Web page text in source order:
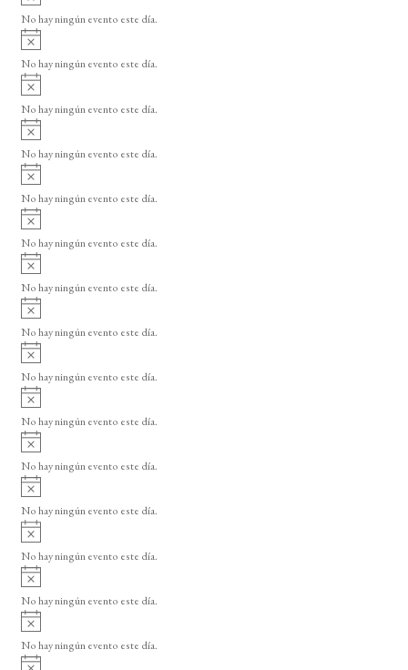
o
v
i
o
No hay ningún evento este día.
A
v
i
o
No hay ningún evento este día.
A
v
i
o
No hay ningún evento este día.
A
v
i
o
No hay ningún evento este día.
A
v
i
o
No hay ningún evento este día.
A
v
i
o
No hay ningún evento este día.
A
v
i
o
No hay ningún evento este día.
A
v
i
o
No hay ningún evento este día.
A
v
i
o
No hay ningún evento este día.
A
v
i
o
No hay ningún evento este día.
A
v
i
o
No hay ningún evento este día.
A
v
i
o
No hay ningún evento este día.
A
v
i
o
No hay ningún evento este día.
A
v
i
o
No hay ningún evento este día.
A
v
i
No hay ningún evento este día.
A